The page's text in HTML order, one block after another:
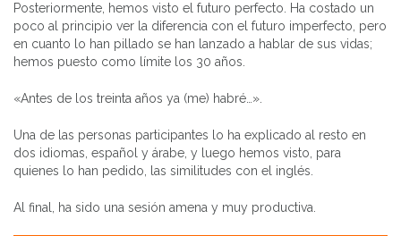
Posteriormente, hemos visto el futuro perfecto. Ha costado un
poco al principio ver la diferencia con el futuro imperfecto, pero
en cuanto lo han pillado se han lanzado a hablar de sus vidas;
hemos puesto como límite los 30 años.
«Antes de los treinta años ya (me) habré…».
Una de las personas participantes lo ha explicado al resto en
dos idiomas, español y árabe, y luego hemos visto, para
quienes lo han pedido, las similitudes con el inglés.
Al final, ha sido una sesión amena y muy productiva.